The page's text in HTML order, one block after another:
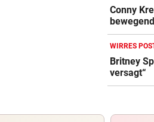
Conny
WIRRES
Britney
versagt“